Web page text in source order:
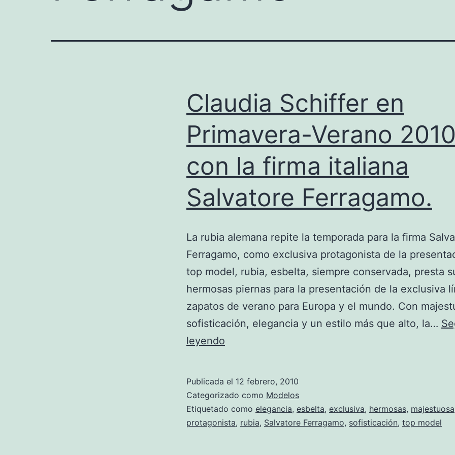
Claudia Schiffer en
Primavera-Verano
con la firma italiana
Salvatore Ferragamo.
La rubia alemana repite la temporada para la firma
Ferragamo, como exclusiva protagonista de la
top model, rubia, esbelta, siempre conservada, presta
hermosas piernas para la presentación de la exclusiva
zapatos de verano para Europa y el mundo. Con
sofisticación, elegancia y un estilo más que alto, la…
leyendo
Primavera-
Verano
2010
Publicada el 12 febrero, 2010
Categorizado como Modelos
Etiquetado como elegancia, esbelta, exclusiva, hermosas, majestuosa
protagonista, rubia, Salvatore Ferragamo, sofisticación, top model